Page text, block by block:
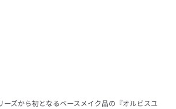
ーズから初となるベースメイク品の『オルビスユ